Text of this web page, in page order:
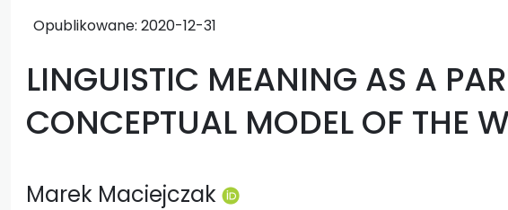
Opublikowane: 2020-12-31
LINGUISTIC MEANING AS A
CONCEPTUAL MODEL OF THE
Marek Maciejczak